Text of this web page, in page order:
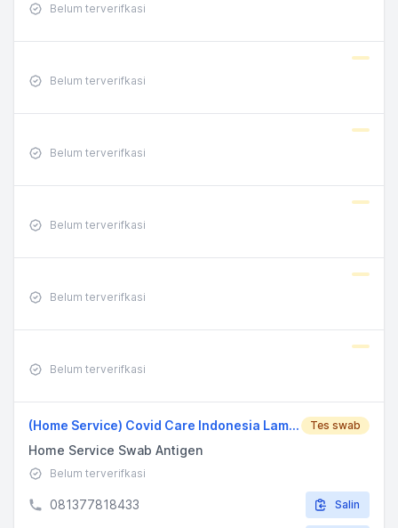
Belum terverifkasi
Belum terverifkasi
Belum terverifkasi
Belum terverifkasi
Belum terverifkasi
Belum terverifkasi
(Home Service) Covid Care Indonesia Lampung Tes swab
Home Service Swab Antigen
Belum terverifkasi
081377818433 Salin